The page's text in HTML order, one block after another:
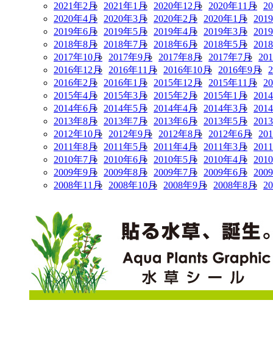
2021年2月
2021年1月 2020年12月 2020年11月
2020年4月
2020年3月 2020年2月 2020年1月
2019年6月
2019年5月 2019年4月 2019年3月
2018年8月
2018年7月 2018年6月 2018年5月
2017年10月
2017年9月 2017年8月 2017年7月
2016年12月
2016年11月 2016年10月 2016年9月
2016年2月
2016年1月 2015年12月 2015年11月
2015年4月
2015年3月 2015年2月 2015年1月
2014年6月
2014年5月 2014年4月 2014年3月
2013年8月
2013年7月 2013年6月 2013年5月
2012年10月
2012年9月 2012年8月 2012年6月
2011年8月
2011年5月 2011年4月 2011年3月
2010年7月
2010年6月 2010年5月 2010年4月
2009年9月
2009年8月 2009年7月 2009年6月
2008年11月
2008年10月 2008年9月 2008年8月